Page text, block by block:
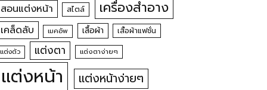
สอนแต่งหน้า สไตล์ เครื่องสำอาง
เคล็ดลับ เมคอัพ เสื้อผ้า เสื้อผ้าแฟชั่น
แต่งตัว แต่งตา แต่งตาง่ายๆ
แต่งหน้า แต่งหน้าง่ายๆ